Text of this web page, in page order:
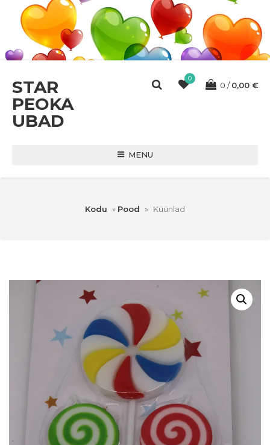
STAR
PEOKA
UBAD
0
0 0,00 €
MENU
Kodu » Pood » Küünlad